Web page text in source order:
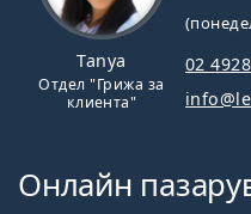
Tanya
Отдел "Грижа за
клиента"
02
Онлайн